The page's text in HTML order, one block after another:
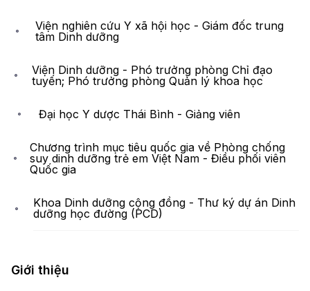
Viện nghiên cứu Y xã hội học - Giám đốc trung
tâm Dinh dưỡng
Viện Dinh dưỡng - Phó trưởng phòng Chỉ đạo
tuyến; Phó trưởng phòng Quản lý khoa học
Đại học Y dược Thái Bình - Giảng viên
Chương trình mục tiêu quốc gia về Phòng chống
suy dinh dưỡng trẻ em Việt Nam - Điều phối viên
Quốc gia
Khoa Dinh dưỡng cộng đồng - Thư ký dự án Dinh
dưỡng học đường (PCD)
Giới thiệu